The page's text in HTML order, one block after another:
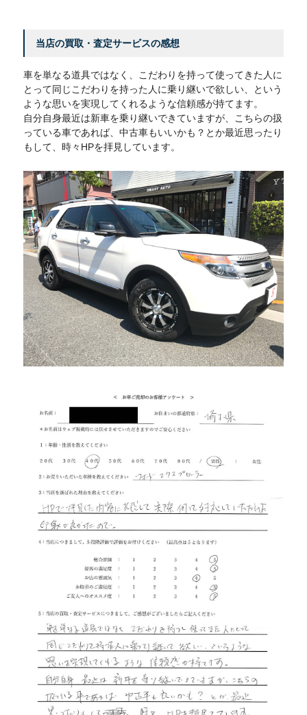
当店の買取・査定サービスの感想
車を単なる道具ではなく、こだわりを持って使ってきた人に
とって同じこだわりを持った人に乗り継いで欲しい、という
ような思いを実現してくれるような信頼感が持てます。
自分自身最近は新車を乗り継いできていますが、こちらの扱
っている車であれば、中古車もいいかも？とか最近思ったり
もして、時々HPを拝見しています。